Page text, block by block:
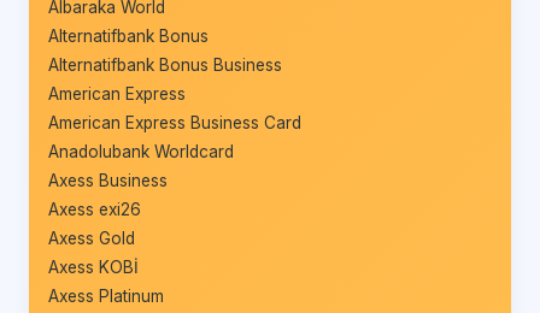
Albaraka World
Alternatifbank Bonus
Alternatifbank Bonus Business
American Express
American Express Business Card
Anadolubank Worldcard
Axess Business
Axess exi26
Axess Gold
Axess KOBİ
Axess Platinum